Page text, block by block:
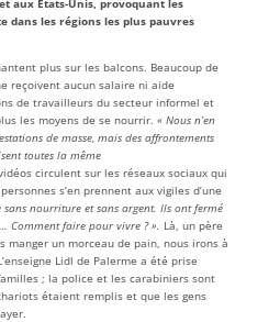
dans les régions les plus pauvres
plus sur les balcons. Beaucoup de
reçoivent aucun salaire ni aide
de travailleurs du secteur informel et
les moyens de se nourrir. « Nous n’en
de masse, mais des affrontements
toutes la même
circulent sur les réseaux sociaux qui
s’en prennent aux vigiles d’une
sans nourriture et sans argent. Ils ont fermé
Comment faire pour vivre ? ». Là, un père
manger un morceau de pain, nous irons à
Lidl de Palerme a été prise
; la police et les carabiniers sont
étaient remplis et que les gens